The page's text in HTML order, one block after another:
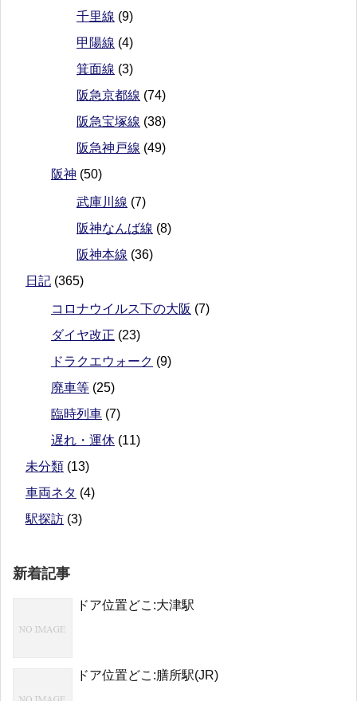
千里線 (9)
甲陽線 (4)
箕面線 (3)
阪急京都線 (74)
阪急宝塚線 (38)
阪急神戸線 (49)
阪神 (50)
武庫川線 (7)
阪神なんば線 (8)
阪神本線 (36)
日記 (365)
コロナウイルス下の大阪 (7)
ダイヤ改正 (23)
ドラクエウォーク (9)
廃車等 (25)
臨時列車 (7)
遅れ・運休 (11)
未分類 (13)
車両ネタ (4)
駅探訪 (3)
新着記事
ドア位置どこ:大津駅
ドア位置どこ:膳所駅(JR)